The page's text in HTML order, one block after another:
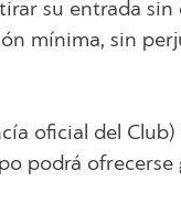
su entrada
mínima, sin
oficial del
podrá